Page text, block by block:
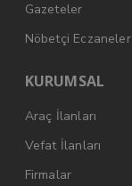
Gazeteler
Nöbetçi Eczaneler
KURUMSAL
Araç İlanları
Vefat İlanları
Firmalar